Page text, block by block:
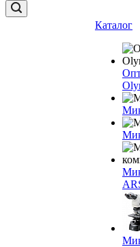
Каталог